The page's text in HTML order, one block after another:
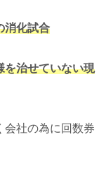
消化試合
を治せていない現
会社の為に回数券